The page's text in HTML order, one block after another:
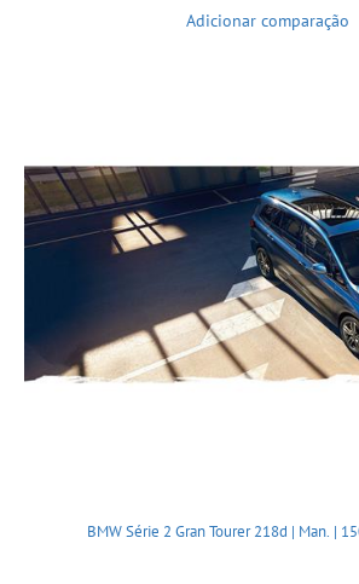
Adicionar comparação
BMW Série 2 Gran Tourer 218d | Man. |